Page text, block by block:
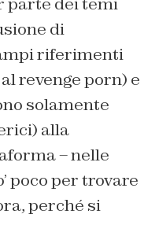
di
riferimenti
revenge porn) e
solamente
alla
– nelle
poco per trovare
perché si